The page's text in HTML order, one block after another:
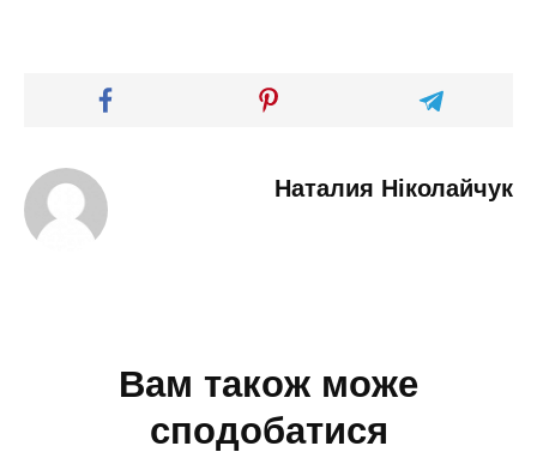
Наталия Ніколайчук
Вам також може
сподобатися